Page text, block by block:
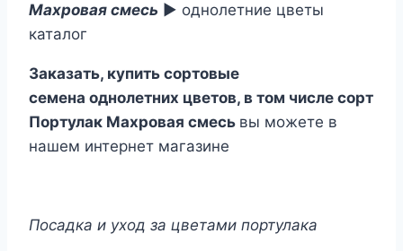
Махровая смесь ► однолетние цветы
каталог
Заказать, купить сортовые
семена однолетних цветов, в том числе сорт
Портулак Махровая смесь вы можете в
нашем интернет магазине
Посадка и уход за цветами портулака